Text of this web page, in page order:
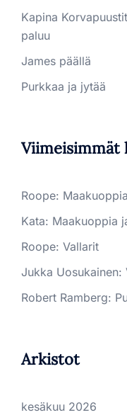
Kapina
paluu
James päällä
Purkkaa ja jytää
Roope:
Kata: Maakuoppia
Roope: Vallarit
Jukka Uosukainen:
Robert Ramberg:
Arkistot
kesäkuu 2026